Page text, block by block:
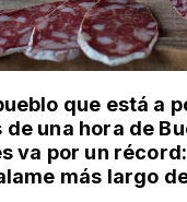
que está a
de una hora de
va por un
más largo